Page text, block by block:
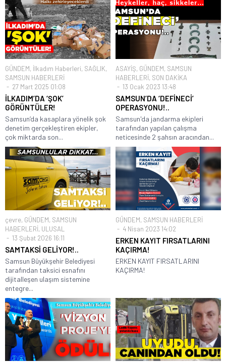
GÜNDEM, İlkadım Haberleri, SAĞLIK,
SAMSUN HABERLERİ
27 Mart 2025 01:08
İLKADIM’DA ‘ŞOK’
GÖRÜNTÜLER!
Samsun’da kasaplara yönelik şok
denetim gerçekleştiren ekipler,
çok miktarda son...
ASAYİŞ, GÜNDEM, SAMSUN
HABERLERİ, SON DAKİKA
13 Ocak 2023 13:48
SAMSUN’DA ‘DEFİNECİ’
OPERASYONU!..
Samsun'da jandarma ekipleri
tarafından yapılan çalışma
neticesinde 2 şahsın aracından...
çevre, GÜNDEM, SAMSUN
HABERLERİ, ULUSAL
13 Şubat 2026 16:11
SAMTAKSİ GELİYOR!..
Samsun Büyükşehir Belediyesi
tarafından taksici esnafını
dijitalleşen ulaşım sistemine
entegre...
GÜNDEM, SAMSUN HABERLERİ
4 Nisan 2023 14:02
ERKEN KAYIT FIRSATLARINI
KAÇIRMA!
ERKEN KAYIT FIRSATLARINI
KAÇIRMA!